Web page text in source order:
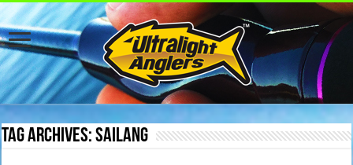
Tag Archives:Sailang